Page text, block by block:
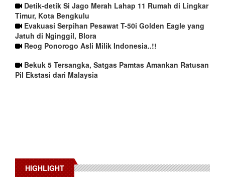
Detik-detik Si Jago Merah Lahap 11 Rumah di Lingkar
Timur, Kota Bengkulu
Evakuasi Serpihan Pesawat T-50i Golden Eagle yang
Jatuh di Nginggil, Blora
Reog Ponorogo Asli Milik Indonesia..!!
Bekuk 5 Tersangka, Satgas Pamtas Amankan Ratusan
Pil Ekstasi dari Malaysia
HIGHLIGHT